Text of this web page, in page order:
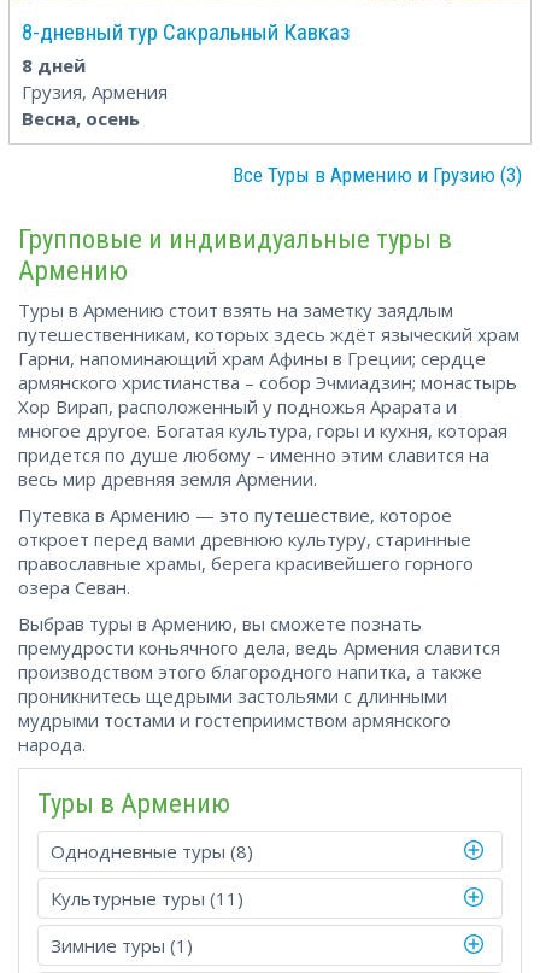
8-дневный тур Сакральный Кавказ
8 дней
Грузия, Армения
Весна, осень
Все Туры в Армению и Грузию (3)
Групповые и индивидуальные туры в
Армению
Туры в Армению стоит взять на заметку заядлым
путешественникам, которых здесь ждёт языческий храм
Гарни, напоминающий храм Афины в Греции; сердце
армянского христианства – собор Эчмиадзин; монастырь
Хор Вирап, расположенный у подножья Арарата и
многое другое. Богатая культура, горы и кухня, которая
придется по душе любому – именно этим славится на
весь мир древняя земля Армении.
Путевка в Армению — это путешествие, которое
откроет перед вами древнюю культуру, старинные
православные храмы, берега красивейшего горного
озера Севан.
Выбрав туры в Армению, вы сможете познать
премудрости коньячного дела, ведь Армения славится
производством этого благородного напитка, а также
проникнитесь щедрыми застольями с длинными
мудрыми тостами и гостеприимством армянского
народа.
Туры в Армению
Однодневные туры (8)
Культурные туры (11)
Зимние туры (1)